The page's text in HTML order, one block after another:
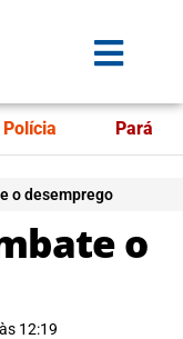
Polícia Pará
o desemprego
o
às 12:19